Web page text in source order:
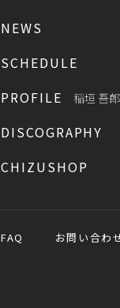
NEWS
SCHEDULE
PROFILE
稲垣 吾郎
DISCOGRAPHY
CHIZUSHOP
FAQ お問い合わ